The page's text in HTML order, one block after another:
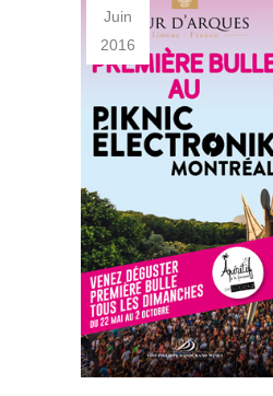
Juin
2016